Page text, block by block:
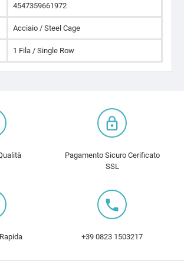
4547359661972
Acciaio / Steel Cage
1 Fila / Single Row
lock_outline
Pagamento Sicuro Cerificato
SSL
local_phone
+39 0823 1503217